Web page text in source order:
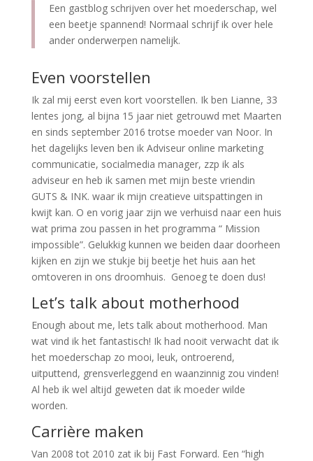
Een gastblog schrijven over het moederschap, wel
een beetje spannend! Normaal schrijf ik over hele
ander onderwerpen namelijk.
Even voorstellen
Ik zal mij eerst even kort voorstellen. Ik ben Lianne, 33
lentes jong, al bijna 15 jaar niet getrouwd met Maarten
en sinds september 2016 trotse moeder van Noor. In
het dagelijks leven ben ik Adviseur online marketing
communicatie, socialmedia manager, zzp ik als
adviseur en heb ik samen met mijn beste vriendin
GUTS & INK. waar ik mijn creatieve uitspattingen in
kwijt kan. O en vorig jaar zijn we verhuisd naar een huis
wat prima zou passen in het programma “ Mission
impossible”. Gelukkig kunnen we beiden daar doorheen
kijken en zijn we stukje bij beetje het huis aan het
omtoveren in ons droomhuis. Genoeg te doen dus!
Let’s talk about motherhood
Enough about me, lets talk about motherhood. Man
wat vind ik het fantastisch! Ik had nooit verwacht dat ik
het moederschap zo mooi, leuk, ontroerend,
uitputtend, grensverleggend en waanzinnig zou vinden!
Al heb ik wel altijd geweten dat ik moeder wilde
worden.
Carrière maken
Van 2008 tot 2010 zat ik bij Fast Forward. Een “high